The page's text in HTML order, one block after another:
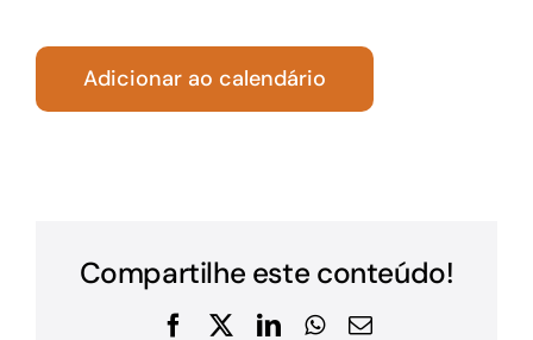
Adicionar ao calendário
Compartilhe este conteúdo!
Facebook
X LinkedInWhatsApp
E-